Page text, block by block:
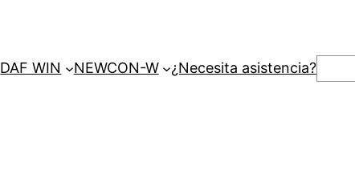
DAF WIN NEWCON-W ¿Necesita asistencia?Buscar